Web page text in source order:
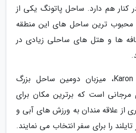
کنار هم دارد. ساحل پاتونگ یکی از
محبوب ترین ساحل های این منطقه
ها و هتل های ساحلی زیادی در
بخش جنوبی یعنی Karon، میزبان دومین ساحل بزرگ
است که برترین مکان برای
از علاقه مندان به ورزش های آبی و
را برای سفر انتخاب می نمایند.